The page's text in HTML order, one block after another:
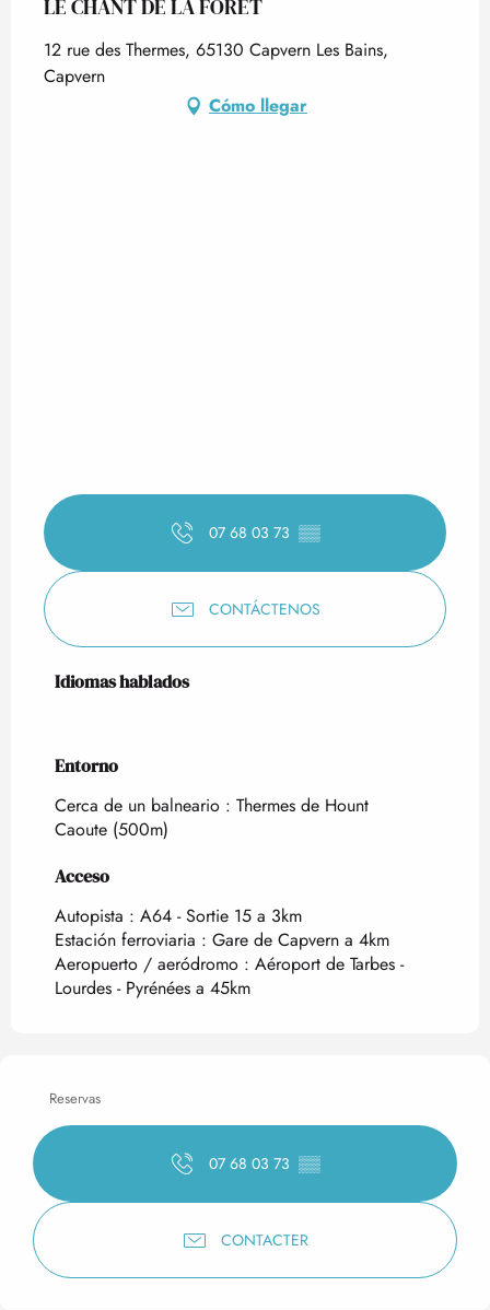
LE CHANT DE LA FORÊT
12 rue des Thermes, 65130 Capvern Les Bains,
Capvern
Cómo llegar
07 68 03 73 ▒▒
CONTÁCTENOS
Idiomas hablados
Idiomas hablados
Entorno
Entorno
Cerca de un balneario : Thermes de Hount
Caoute (500m)
Acceso
Acceso
Autopista : A64 - Sortie 15 a 3km
Estación ferroviaria : Gare de Capvern a 4km
Aeropuerto / aeródromo : Aéroport de Tarbes -
Lourdes - Pyrénées a 45km
Reservas
07 68 03 73 ▒▒
CONTACTER